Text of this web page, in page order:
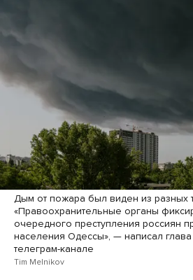
Дым от пожара был виден из разных
«Правоохранительные органы
очередного преступления россиян
населения Одессы», — написал
телеграм-канале
Tim Melnikov